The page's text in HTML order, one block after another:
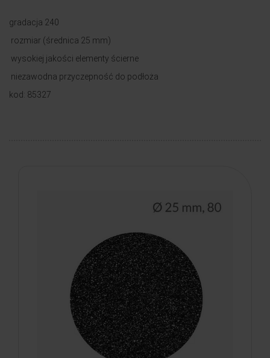
gradacja 240
rozmiar (średnica 25 mm)
wysokiej jakości elementy ścierne
niezawodna przyczepność do podłoża
kod: 85327